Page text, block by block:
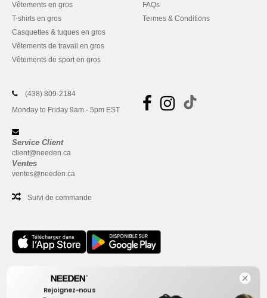
Vêtements en gros
T-shirts en gros
Casquettes & tuques en gros
Vêtements de travail en gros
Vêtements de sport en gros
FAQs
Termes & Conditions
(438) 809-2184
Monday to Friday 9am - 5pm EST
Service Client
client@needen.ca
Ventes
ventes@needen.ca
Suivi de commande
Bureau
One Dundas Street West Suite 2500
Rejoignez-nous